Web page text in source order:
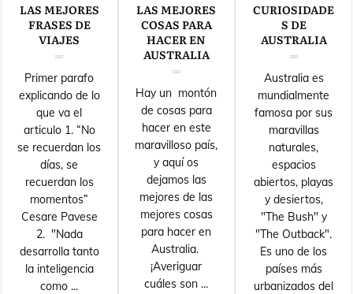
LAS MEJORES
FRASES DE
VIAJES
Primer parafo
explicando de lo
que va el
articulo 1. “No
se recuerdan los
días, se
recuerdan los
momentos”
Cesare Pavese
2. "Nada
desarrolla tanto
la inteligencia
como ...
LAS MEJORES
COSAS PARA
HACER EN
AUSTRALIA
Hay un montón
de cosas para
hacer en este
maravilloso país,
y aquí os
dejamos las
mejores de las
mejores cosas
para hacer en
Australia.
¡Averiguar
cuáles son ...
CURIOSIDADE
S DE
AUSTRALIA
Australia es
mundialmente
famosa por sus
maravillas
naturales,
espacios
abiertos, playas
y desiertos,
"The Bush" y
"The Outback".
Es uno de los
países más
urbanizados del